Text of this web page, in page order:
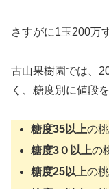
さすがに1玉200万
古山果樹園では、
く、糖度別に値段
糖度35以上の
糖度3０以上の
糖度25以上の